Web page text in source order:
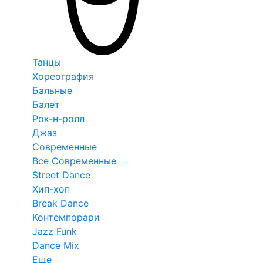
Танцы
Хореография
Бальные
Балет
Рок-н-ролл
Джаз
Современные
Все Современные
Street Dance
Хип-хоп
Break Dance
Контемпорари
Jazz Funk
Dance Mix
Еще